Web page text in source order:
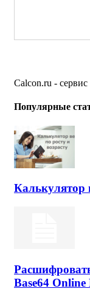
Calcon.ru -
Популярные
Калькулятор
Base64 Online